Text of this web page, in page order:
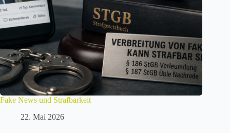
Fake News und Strafbarkeit
22. Mai 2026